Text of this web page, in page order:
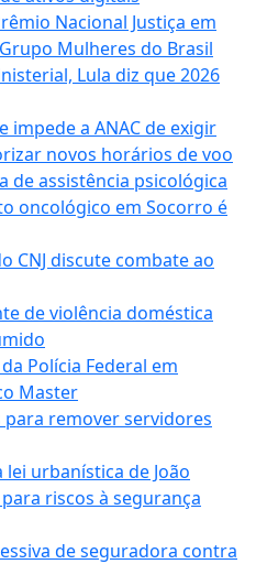
Nacional Justiça em
Mulheres do Brasil
Lula diz que 2026
a ANAC de exigir
novos horários de voo
de assistência psicológica
oncológico em Socorro é
CNJ discute combate ao
de violência doméstica
Polícia Federal em
Master
remover servidores
urbanística de João
para riscos à segurança
de seguradora contra